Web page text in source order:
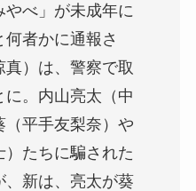
べ」が未成年に
者かに通報さ
）は、警察で取
に。内山亮太（中
（平手友梨奈）や
たちに騙された
、新は、亮太が葵